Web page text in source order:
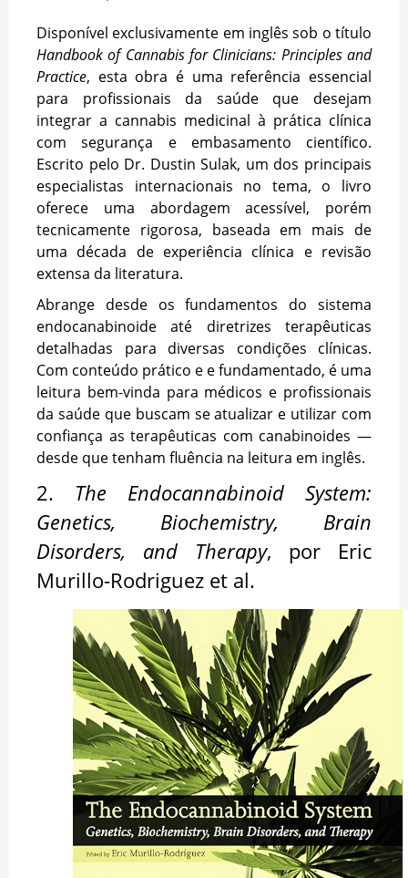
Disponível exclusivamente em inglês sob o título
Handbook of Cannabis for Clinicians: Principles and
Practice, esta obra é uma referência essencial
para profissionais da saúde que desejam
integrar a cannabis medicinal à prática clínica
com segurança e embasamento científico.
Escrito pelo Dr. Dustin Sulak, um dos principais
especialistas internacionais no tema, o livro
oferece uma abordagem acessível, porém
tecnicamente rigorosa, baseada em mais de
uma década de experiência clínica e revisão
extensa da literatura.
Abrange desde os fundamentos do sistema
endocanabinoide até diretrizes terapêuticas
detalhadas para diversas condições clínicas.
Com conteúdo prático e e fundamentado, é uma
leitura bem-vinda para médicos e profissionais
da saúde que buscam se atualizar e utilizar com
confiança as terapêuticas com canabinoides —
desde que tenham fluência na leitura em inglês.
2. The Endocannabinoid System:
Genetics, Biochemistry, Brain
Disorders, and Therapy, por Eric
Murillo-Rodriguez et al.